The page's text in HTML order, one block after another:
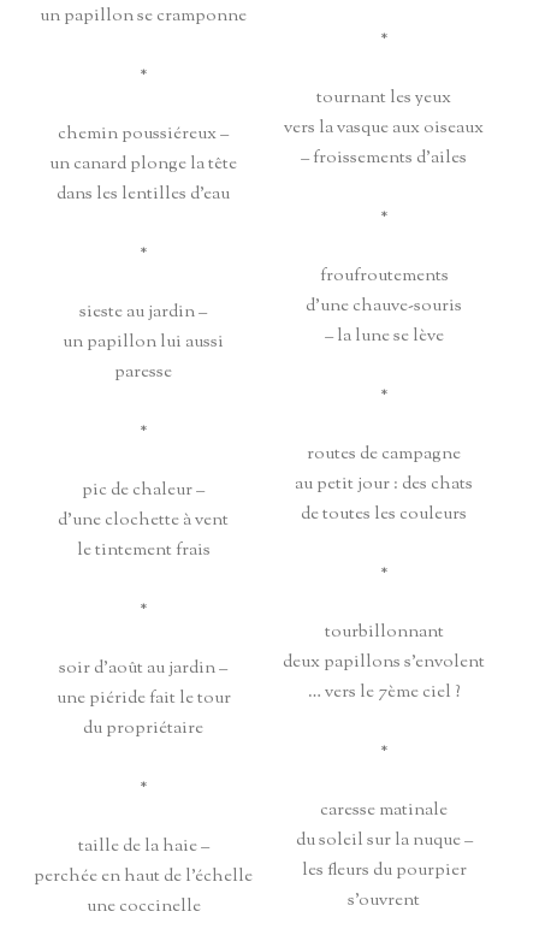
un papillon se cramponne
*
chemin poussiéreux –
un canard plonge la tête
dans les lentilles d’eau
*
sieste au jardin –
un papillon lui aussi
paresse
*
pic de chaleur –
d’une clochette à vent
le tintement frais
*
soir d’août au jardin –
une piéride fait le tour
du propriétaire
*
taille de la haie –
perchée en haut de l’échelle
une coccinelle
*
tournant les yeux
vers la vasque aux oiseaux
– froissements d’ailes
*
froufroutements
d’une chauve-souris
– la lune se lève
*
routes de campagne
au petit jour : des chats
de toutes les couleurs
*
tourbillonnant
deux papillons s’envolent
… vers le 7ème ciel ?
*
caresse matinale
du soleil sur la nuque –
les fleurs du pourpier
s’ouvrent